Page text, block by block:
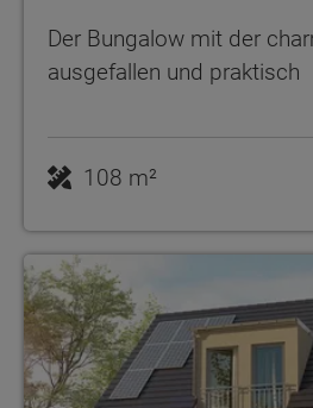
Der Bungalow mit der
ausgefallen und praktisch
108 m²